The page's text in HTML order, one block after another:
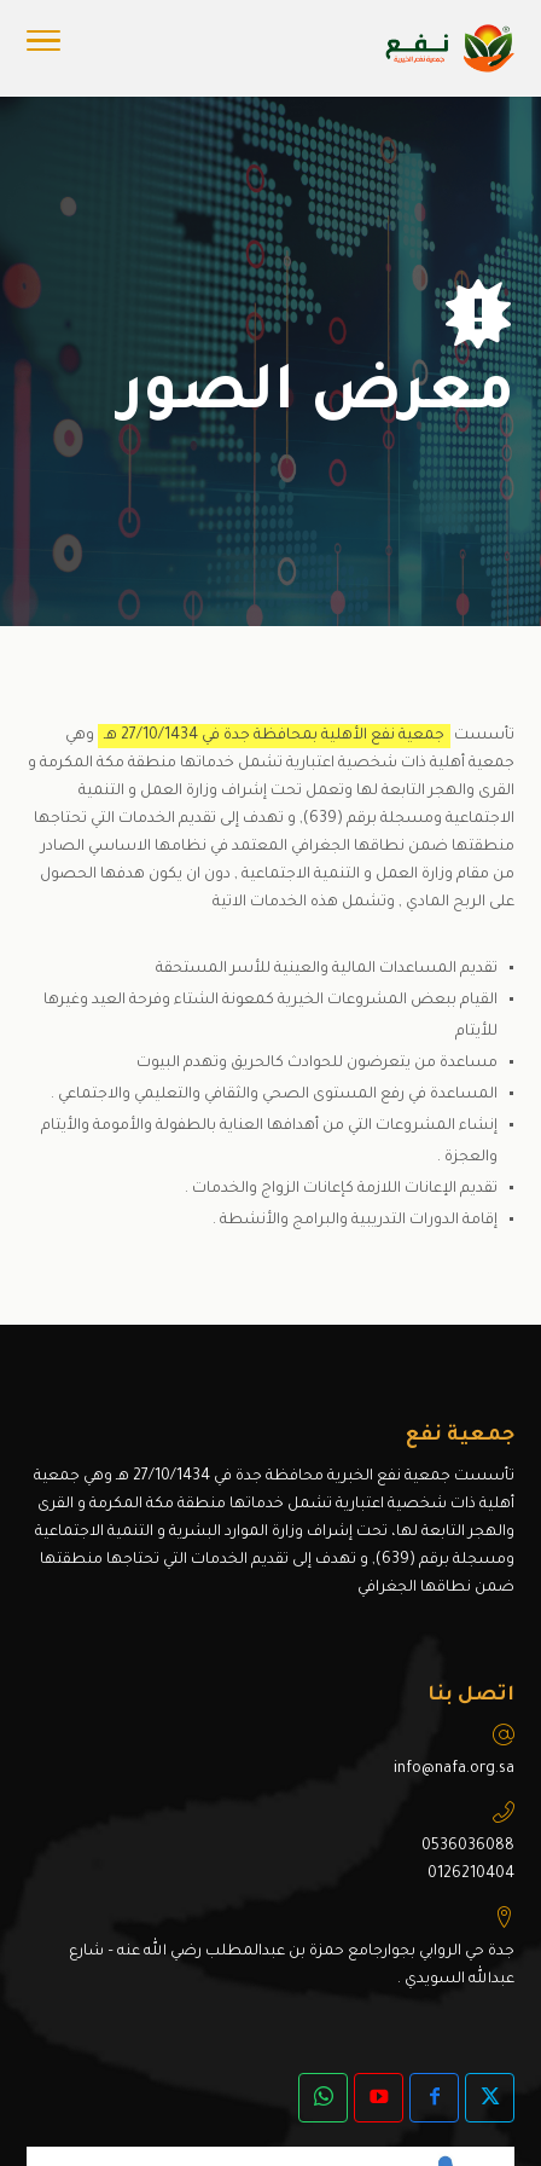

معرض الصور
تأسست جمعية نفع الأهلية بمحافظة جدة في 27/10/1434 هـ
وهي
جمعية أهلية ذات شخصية اعتبارية تشمل خدماتها منطقة مكة المكرمة و
القرى والهجر التابعة لها وتعمل تحت إشراف وزارة العمل و التنمية
الاجتماعية ومسجلة برقم (639), و تهدف إلى تقديم الخدمات التي تحتاجها
منطقتها ضمن نطاقها الجغرافي المعتمد في نظامها الاساسي الصادر
من مقام وزارة العمل و التنمية الاجتماعية , دون ان يكون هدفها الحصول
على الربح المادي , وتشمل هذه الخدمات الاتية
تقديم المساعدات المالية والعينية للأسر المستحقة
القيام ببعض المشروعات الخيرية كمعونة الشتاء وفرحة العيد وغيرها
للأيتام
مساعدة من يتعرضون للحوادث كالحريق وتهدم البيوت
المساعدة في رفع المستوى الصحي والثقافي والتعليمي والاجتماعي .
إنشاء المشروعات التي من أهدافها العناية بالطفولة والأمومة والأيتام
والعجزة .
تقديم الإعانات اللازمة كإعانات الزواج والخدمات .
إقامة الدورات التدريبية والبرامج والأنشطة .
جمعية نفع
تأسست جمعية نفع الخبرية محافظة جدة في 27/10/1434 هـ وهي جمعية
أهلية ذات شخصية اعتبارية تشمل خدماتها منطقة مكة المكرمة و القرى
والهجر التابعة لها، تحت إشراف وزارة الموارد البشرية و التنمية الاجتماعية
ومسجلة برقم (639), و تهدف إلى تقديم الخدمات التي تحتاجها منطقتها
ضمن نطاقها الجغرافي
اتصل بنا
info@nafa.org.sa
0536036088
0126210404
جدة حي الروابي بجوارجامع حمزة بن عبدالمطلب رضي الله عنه – شارع
عبدالله السويدي .